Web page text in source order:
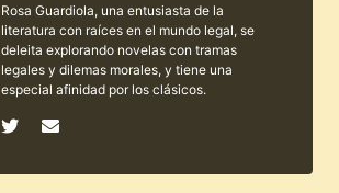
Rosa Guardiola, una entusiasta de la
literatura con raíces en el mundo legal, se
deleita explorando novelas con tramas
legales y dilemas morales, y tiene una
especial afinidad por los clásicos.